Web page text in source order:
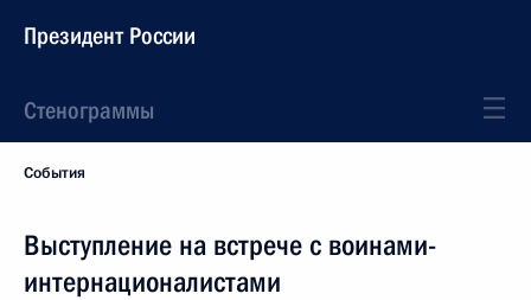
Президент России
Стенограммы
События
Выступление на встрече с воинами-
интернационалистами